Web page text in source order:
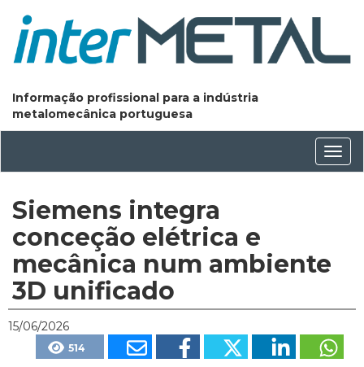
Informação profissional para a indústria
metalomecânica portuguesa
Siemens integra
conceção elétrica e
mecânica num ambiente
3D unificado
15/06/2026
514